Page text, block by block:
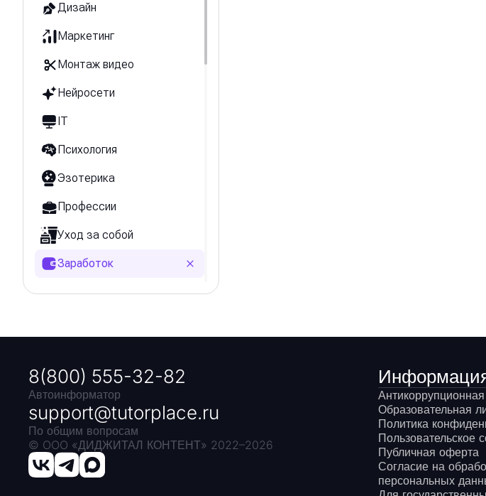
Дизайн
Маркетинг
Монтаж видео
Нейросети
IT
Психология
Эзотерика
Профессии
Уход за собой
Заработок
Уход за детьми
Творчество
Дом
Языки
Отношения
8(800) 555-32-82
Автоинформатор
support@tutorplace.ru
По общим вопросам
© OOO «ДИДЖИТАЛ КОНТЕНТ» 2022–2026
Образовательная
Политика
Пользовательское
Публичная оферта
Согласие на
персональных